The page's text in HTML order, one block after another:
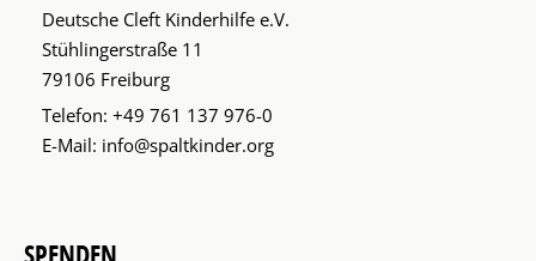
Deutsche Cleft Kinderhilfe e.V.
Stühlingerstraße 11
79106 Freiburg
Telefon: +49 761 137 976-0
E-Mail: info@spaltkinder.org